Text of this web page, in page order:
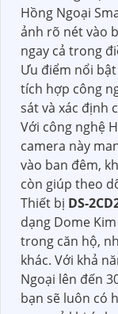
Hồng Ngoại
ảnh rõ nét vào
ngay cả trong
Ưu điểm nổi
tích hợp công
sát và xác định
Với công nghệ
camera này
vào ban đêm,
còn giúp theo
Thiết bị DS-
dạng Dome
trong căn hộ,
khác. Với khả
Ngoại lên đến
bạn sẽ luôn có